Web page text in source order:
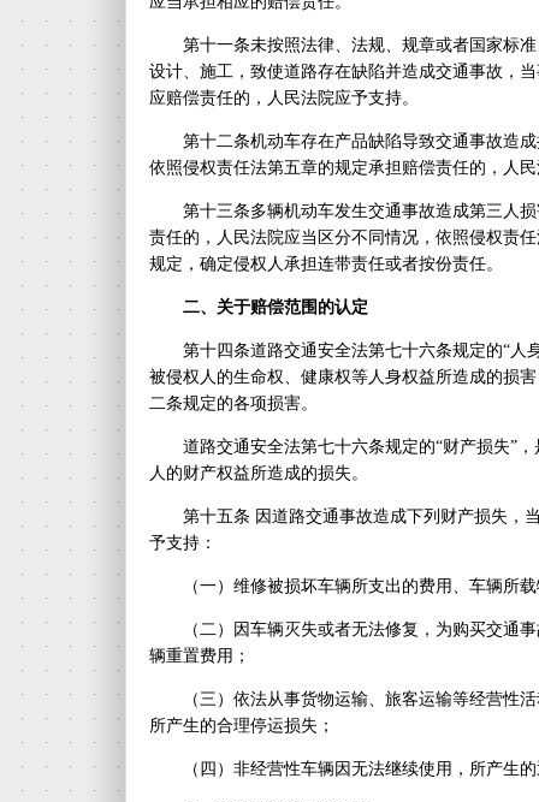
第十一条未按照法律、法规、规章或者国家标
设计、施工，致使道路存在缺陷并造成交通事故，
应赔偿责任的，人民法院应予支持。
第十二条机动车存在产品缺陷导致交通事故造
依照侵权责任法第五章的规定承担赔偿责任的，人
第十三条多辆机动车发生交通事故造成第三人
责任的，人民法院应当区分不同情况，依照侵权责
规定，确定侵权人承担连带责任或者按份责任。
二、关于赔偿范围的认定
第十四条道路交通安全法第七十六条规定的“人
被侵权人的生命权、健康权等人身权益所造成的损
二条规定的各项损害。
道路交通安全法第七十六条规定的“财产损失”
人的财产权益所造成的损失。
第十五条 因道路交通事故造成下列财产损失，
予支持：
（一）维修被损坏车辆所支出的费用、车辆所
（二）因车辆灭失或者无法修复，为购买交通
辆重置费用；
（三）依法从事货物运输、旅客运输等经营性
所产生的合理停运损失；
（四）非经营性车辆因无法继续使用，所产生